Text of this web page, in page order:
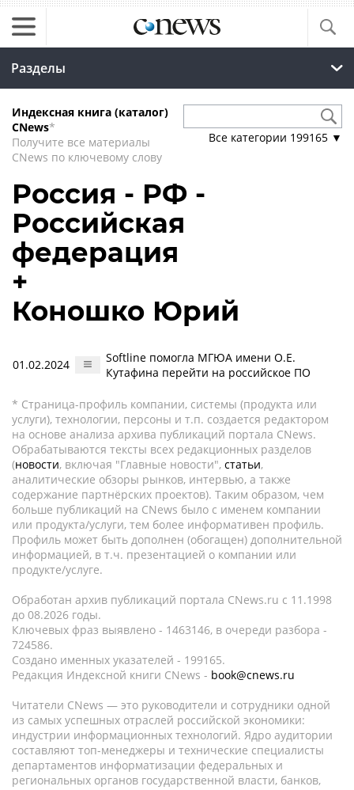
Разделы
Индексная книга (каталог)
CNews*
Получите все материалы
CNews по ключевому слову
Все категории 199165 ▼
Россия - РФ -
Российская
федерация
+
Коношко Юрий
01.02.2024
Softline помогла МГЮА имени О.Е.
Кутафина перейти на российское ПО
* Страница-профиль компании, системы (продукта или
услуги), технологии, персоны и т.п. создается редактором
на основе анализа архива публикаций портала CNews.
Обрабатываются тексты всех редакционных разделов
(новости, включая "Главные новости", статьи,
аналитические обзоры рынков, интервью, а также
содержание партнёрских проектов). Таким образом, чем
больше публикаций на CNews было с именем компании
или продукта/услуги, тем более информативен профиль.
Профиль может быть дополнен (обогащен) дополнительной
информацией, в т.ч. презентацией о компании или
продукте/услуге.
Обработан архив публикаций портала CNews.ru c 11.1998
до 08.2026 годы.
Ключевых фраз выявлено - 1463146, в очереди разбора -
724586.
Создано именных указателей - 199165.
Редакция Индексной книги CNews - book@cnews.ru
Читатели CNews — это руководители и сотрудники одной
из самых успешных отраслей российской экономики:
индустрии информационных технологий. Ядро аудитории
составляют топ-менеджеры и технические специалисты
департаментов информатизации федеральных и
региональных органов государственной власти, банков,